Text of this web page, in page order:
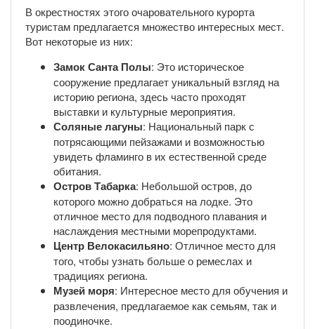
В окрестностях этого очаровательного курорта
туристам предлагается множество интересных мест.
Вот некоторые из них:
Замок Санта Полы: Это историческое
сооружение предлагает уникальный взгляд на
историю региона, здесь часто проходят
выставки и культурные мероприятия.
Соляные лагуны: Национальный парк с
потрясающими пейзажами и возможностью
увидеть фламинго в их естественной среде
обитания.
Остров Табарка: Небольшой остров, до
которого можно добраться на лодке. Это
отличное место для подводного плавания и
наслаждения местными морепродуктами.
Центр Велокасильяно: Отличное место для
того, чтобы узнать больше о ремеслах и
традициях региона.
Музей моря: Интересное место для обучения и
развлечения, предлагаемое как семьям, так и
поодиночке.